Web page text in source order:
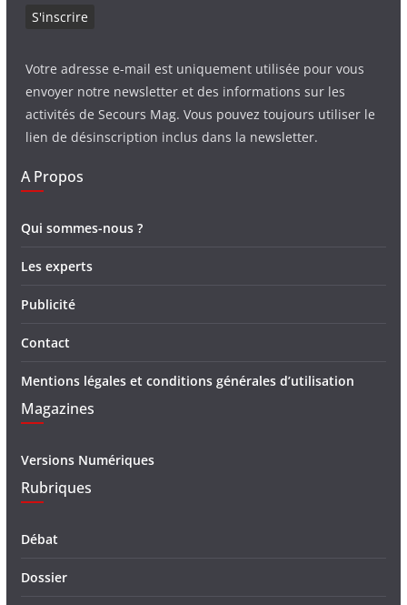
Votre adresse e-mail est uniquement utilisée pour vous
envoyer notre newsletter et des informations sur les
activités de Secours Mag. Vous pouvez toujours utiliser le
lien de désinscription inclus dans la newsletter.
A Propos
Qui sommes-nous ?
Les experts
Publicité
Contact
Mentions légales et conditions générales d’utilisation
Magazines
Versions Numériques
Rubriques
Débat
Dossier